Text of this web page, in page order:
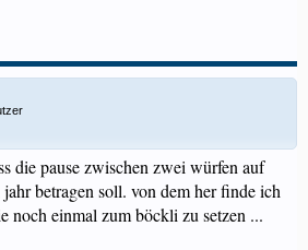
die pause zwischen zwei würfen auf
betragen soll. von dem her finde ich
noch einmal zum böckli zu setzen ...